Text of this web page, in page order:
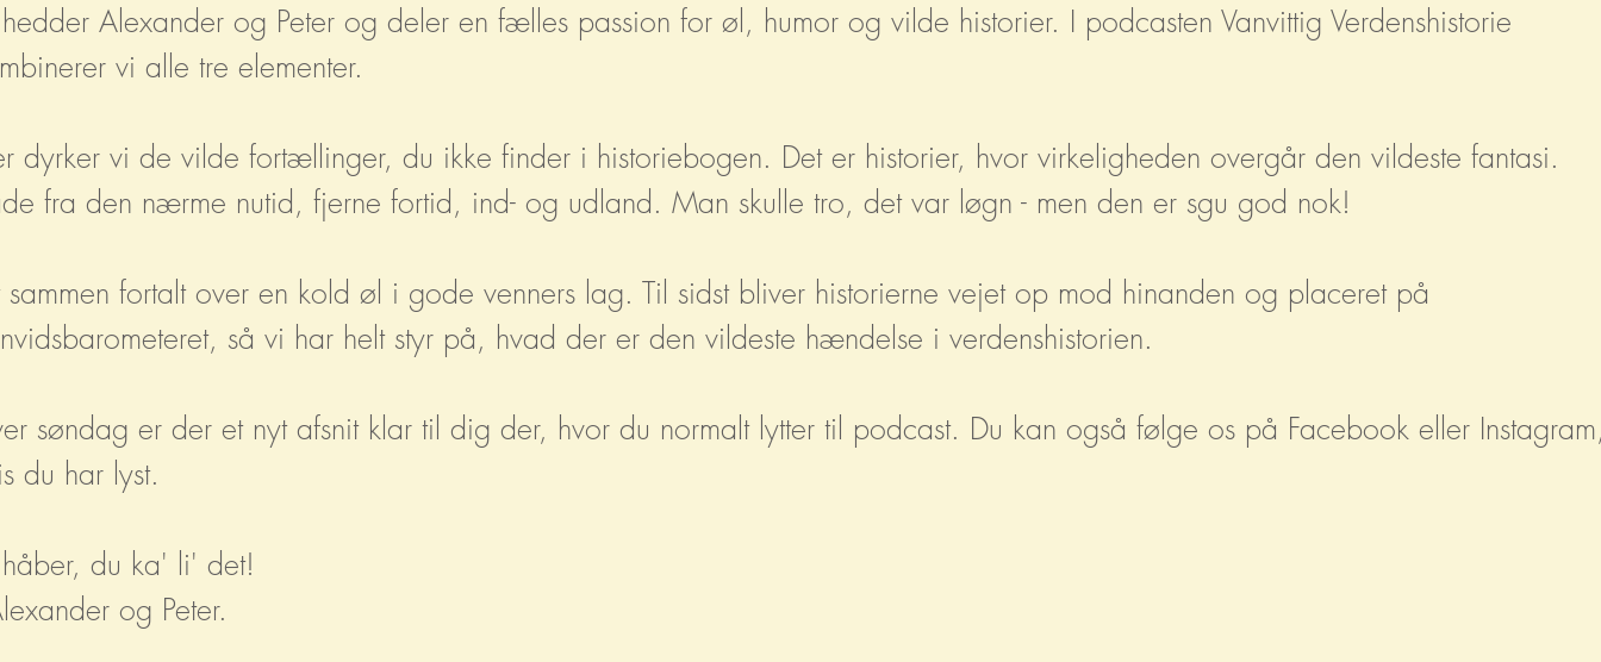
Alexander og Peter og deler en fælles passion for øl, humor og vilde historier. I podcasten Vanvittig Verdenshistorie
vi alle tre elementer.
dyrker vi de vilde fortællinger, du ikke finder i historiebogen. Det er historier, hvor virkeligheden overgår den vildeste fantasi.
fra den nærme nutid, fjerne fortid, ind- og udland. Man skulle tro, det var løgn - men den er sgu god nok!
sammen fortalt over en kold øl i gode venners lag. Til sidst bliver historierne vejet op mod hinanden og placeret på
så vi har helt styr på, hvad der er den vildeste hændelse i verdenshistorien.
søndag er der et nyt afsnit klar til dig der, hvor du normalt lytter til podcast. Du kan også følge os på Facebook eller
du har lyst.
du ka' li' det!
og Peter.